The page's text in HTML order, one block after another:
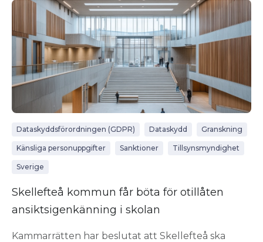
Dataskyddsförordningen (GDPR) Dataskydd Granskning
Känsliga personuppgifter Sanktioner Tillsynsmyndighet
Sverige
Skellefteå kommun får böta för otillåten
ansiktsigenkänning i skolan
Kammarrätten har beslutat att Skellefteå ska